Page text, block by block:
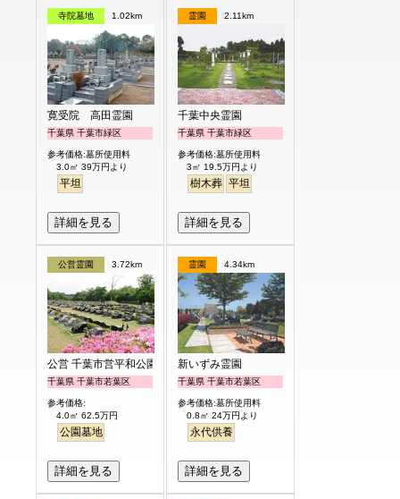
寺院墓地 1.02km
寛受院 高田霊園
千葉県 千葉市緑区
参考価格:墓所使用料
3.0㎡ 39万円より
平坦
詳細を見る
霊園 2.11km
千葉中央霊園
千葉県 千葉市緑区
参考価格:墓所使用料
3㎡ 19.5万円より
樹木葬 平坦
詳細を見る
公営霊園 3.72km
公営 千葉市営平和公園
千葉県 千葉市若葉区
参考価格:
4.0㎡ 62.5万円
公園墓地
詳細を見る
霊園 4.34km
新いずみ霊園
千葉県 千葉市若葉区
参考価格:墓所使用料
0.8㎡ 24万円より
永代供養
詳細を見る